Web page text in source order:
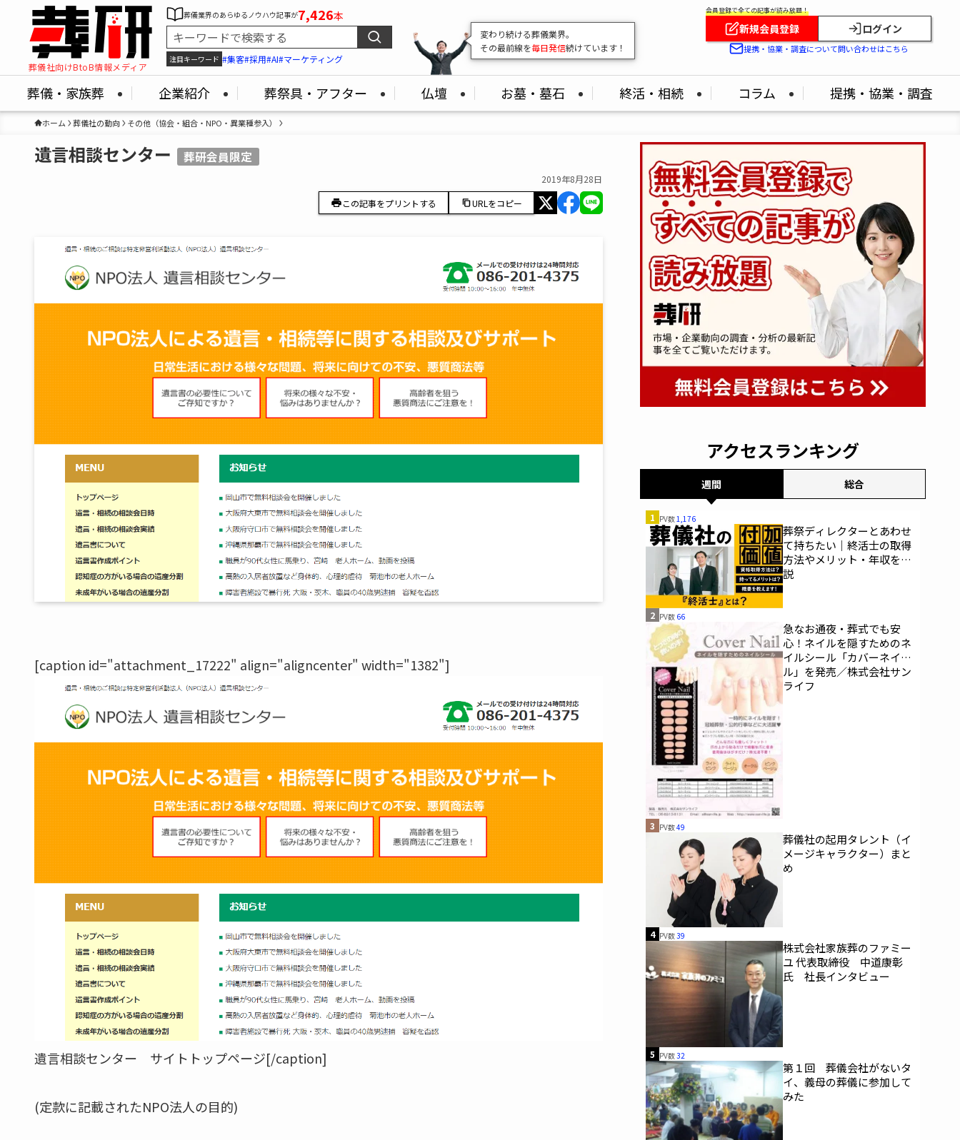
葬儀社向けBtoB情報メディア
葬儀業界のあらゆるノウハウ記事が7,426本
注目キーワード #集客#採用#AI#マーケティング
変わり続ける葬儀業界。
その最前線を毎日発信続けています！
会員登録で全ての記事が読み放題！
新規会員登録 ログイン
提携・協業・調査について問い合わせはこちら
葬儀・家族葬 企業紹介 葬祭具・アフター 仏壇 お墓・墓石 終活・相続 コラム 提携・協業・調査
ホーム 葬儀社の動向 その他（協会・組合・NPO・異業種参入）
遺言相談センター 葬研会員限定
2019年8月28日
この記事をプリントする
URLをコピー
[caption id="attachment_17222" align="aligncenter" width="1382"]
遺言相談センター サイトトップページ[/caption]
(定款に記載されたNPO法人の目的)
アクセスランキング
週間 総合
1 PV数1,176
葬祭ディレクターとあわせ
て持ちたい｜終活士の取得
方法やメリット・年収を解
説
2 PV数 66
急なお通夜・葬式でも安
心！ネイルを隠すためのネ
イルシール「カバーネイ
ル」を発売／株式会社サン
ライフ
3 PV数49
葬儀社の起用タレント（イ
メージキャラクター）まと
め
4 PV数39
株式会社家族葬のファミー
ユ 代表取締役 中道康彰
氏 社長インタビュー
5 PV数32
第１回 葬儀会社がないタ
イ、義母の葬儀に参加して
みた